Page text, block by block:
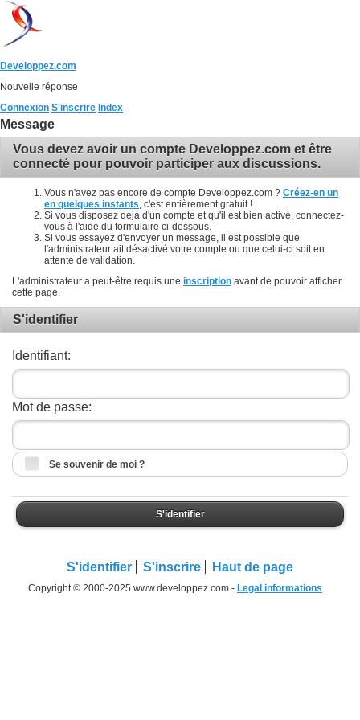
Developpez.com
Nouvelle réponse
Connexion S'inscrire Index
Message
Vous devez avoir un compte Developpez.com et être
connecté pour pouvoir participer aux discussions.
Vous n'avez pas encore de compte Developpez.com ? Créez-en un
en quelques instants , c'est entièrement gratuit !
Si vous disposez déjà d'un compte et qu'il est bien activé, connectez-
vous à l'aide du formulaire ci-dessous.
Si vous essayez d'envoyer un message, il est possible que
l'administrateur ait désactivé votre compte ou que celui-ci soit en
attente de validation.
L'administrateur a peut-être requis une inscription avant de pouvoir afficher
cette page.
S'identifier
Identifiant:
Mot de passe:
Se souvenir de moi ?
S'identifier
S'identifier S'inscrire Haut de page
Copyright © 2000-2025 www.developpez.com - Legal informations